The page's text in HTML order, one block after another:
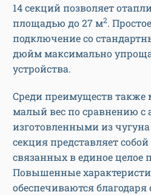
14 секций позволяет
площадью до 27 м2.
подключение со
дюйм максимально
устройства.
Среди преимуществ
малый вес по сравнению с
изготовленными из
секция представляет
связанных в единое целое
Повышенные
обеспечиваются